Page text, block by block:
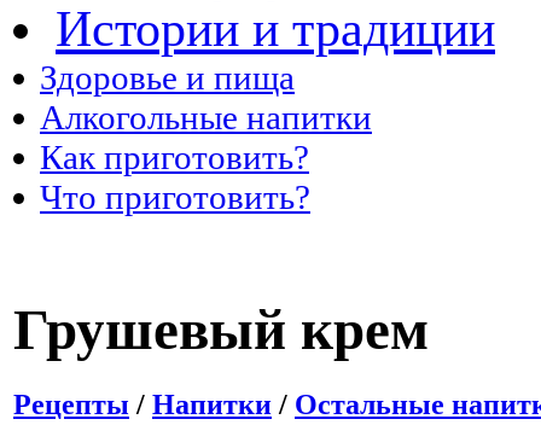
Истории и традиции
Здоровье и пища
Алкогольные напитки
Как приготовить?
Что приготовить?
Грушевый крем
Рецепты / Напитки / Остальные